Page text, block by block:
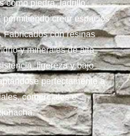
como piedra, ladrillo,
permitiendo crear espacios
Fabricados con resinas
y minerales de alta
ligereza y bajo
perfectamente a
comerciales e